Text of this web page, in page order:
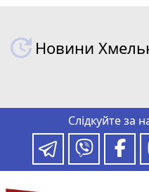
Новини
Слідкуйте за